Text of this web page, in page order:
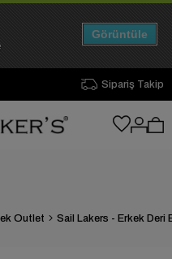
Sipariş Takip
Outlet Sail Lakers - Erkek Deri
Görüntüle